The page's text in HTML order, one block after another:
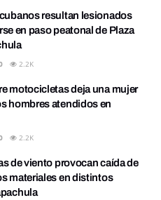
resultan lesionados
en paso peatonal de Plaza
2.2K
motocicletas deja una mujer
hombres atendidos en
2.2K
de viento provocan caída de
materiales en distintos